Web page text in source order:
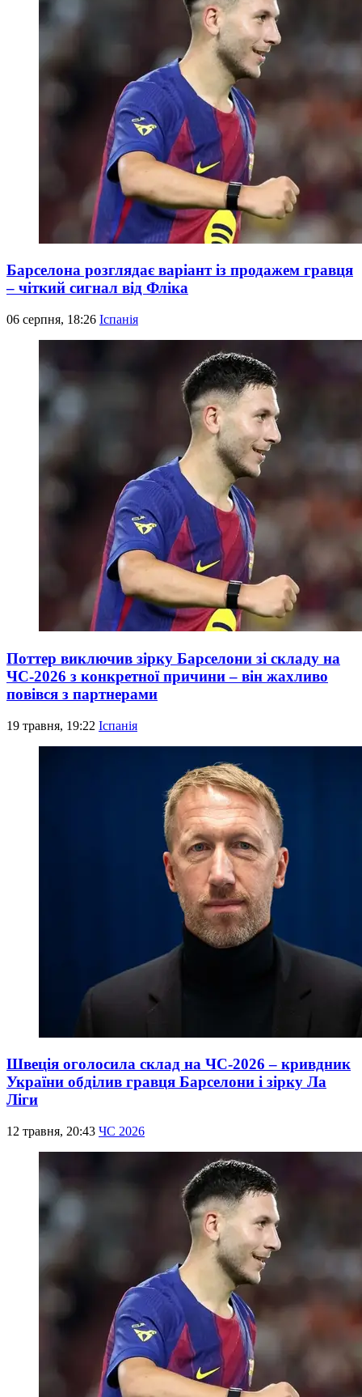
Барселона розглядає варіант із продажем гравця
– чіткий сигнал від Фліка
06 серпня, 18:26 Іспанія
Поттер виключив зірку Барселони зі складу на
ЧС-2026 з конкретної причини – він жахливо
повівся з партнерами
19 травня, 19:22 Іспанія
Швеція оголосила склад на ЧС-2026 – кривдник
України обділив гравця Барселони і зірку Ла
Ліги
12 травня, 20:43 ЧС 2026